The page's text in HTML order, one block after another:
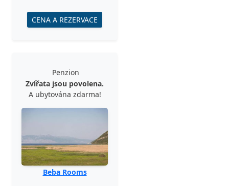
CENA A REZERVACE
Penzion
Zvířata jsou povolena.
A ubytována zdarma!
Beba Rooms